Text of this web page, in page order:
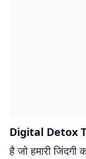
Digital Detox
है जो हमारी